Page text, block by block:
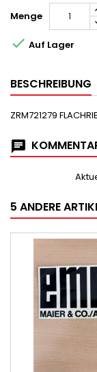
Menge
 Auf Lager
BESCHREIBUNG
ZRM721279
5 ANDERE